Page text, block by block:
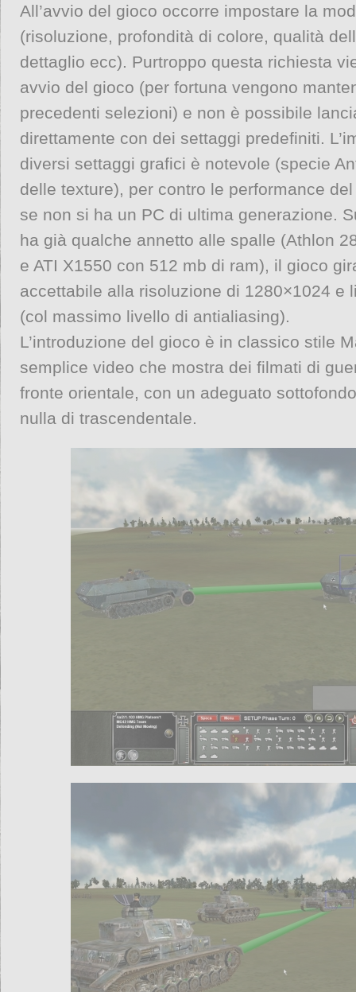
All’avvio del gioco occorre impostare la
(risoluzione, profondità di colore, qualità
dettaglio ecc). Purtroppo questa richiesta
avvio del gioco (per fortuna vengono
precedenti selezioni) e non è possibile
direttamente con dei settaggi predefiniti.
diversi settaggi grafici è notevole (specie
delle texture), per contro le performance
se non si ha un PC di ultima generazione.
ha già qualche annetto alle spalle (Athlon
e ATI X1550 con 512 mb di ram), il gioco
accettabile alla risoluzione di 1280×1024 e
(col massimo livello di antialiasing).
L’introduzione del gioco è in classico stile
semplice video che mostra dei filmati di
fronte orientale, con un adeguato
nulla di trascendentale.